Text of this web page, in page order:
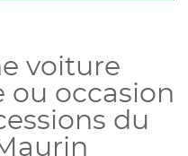
voiture
ou occasion
du